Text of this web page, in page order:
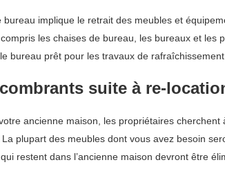
implique le retrait des meubles et
les chaises de bureau, les bureaux et
bureau prêt pour les travaux de
suite à re-
ancienne maison, les propriétaires
plupart des meubles dont vous avez besoin
restent dans l’ancienne maison devront être